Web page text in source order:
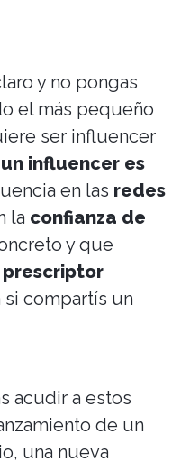
y no pongas
el más pequeño
ser influencer
un influencer es
en las redes
la confianza de
y que
prescriptor
compartís un
acudir a estos
de un
una nueva